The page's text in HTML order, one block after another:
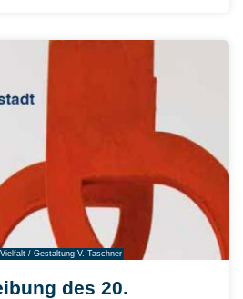
/ Gestaltung V. Taschner
des 20.